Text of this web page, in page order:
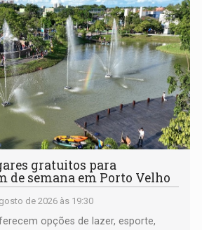
gratuitos para
de semana em Porto Velho
de 2026 às 19:30
opções de lazer, esporte,